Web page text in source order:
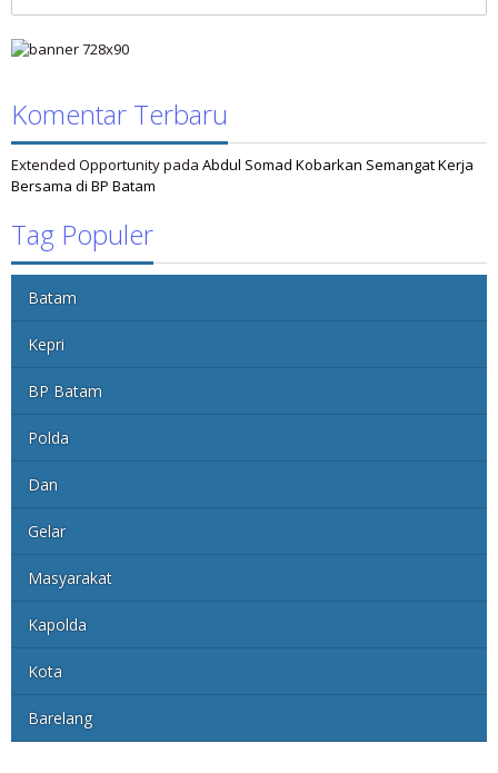
untuk:
Komentar Terbaru
Extended Opportunitypada Abdul Somad Kobarkan Semangat Kerja
Bersama di BP Batam
Tag Populer
Batam
Kepri
BP Batam
Polda
Dan
Gelar
Masyarakat
Kapolda
Kota
Barelang